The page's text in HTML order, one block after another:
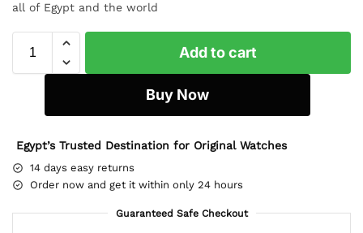
all of Egypt and the world
Add to cart
Buy Now
Egypt’s Trusted Destination for Original Watches
14 days easy returns
Order now and get it within only 24 hours
Guaranteed Safe Checkout